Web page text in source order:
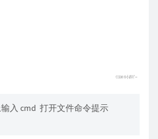
入 cmd 打开文件命令提示